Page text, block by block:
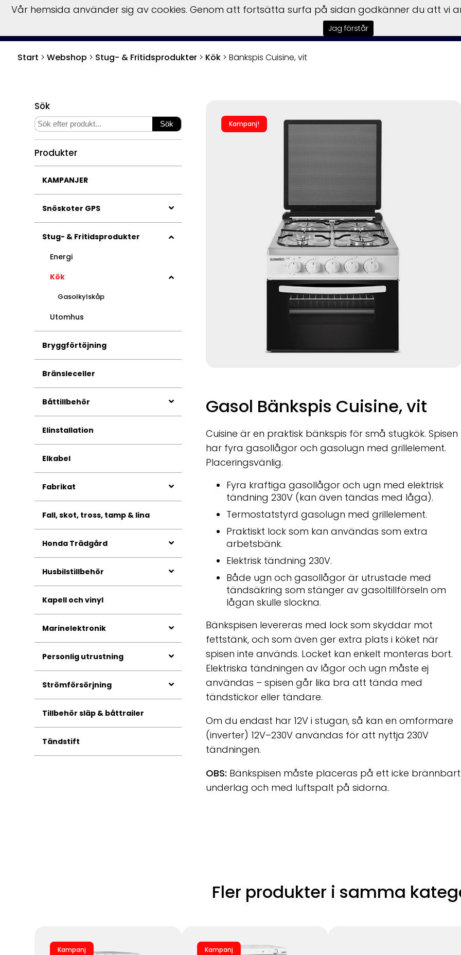
Motorer Trailer
Start > Webshop > Stug- & Fritidsprodukter> Kök> Bänkspis Cuisine, vit
Sök
Produkter
KAMPANJER
Snöskoter GPS
Stug- & Fritidsprodukter
Energi
Kök
Gasolkylskåp
Utomhus
Bryggförtöjning
Bränsleceller
Båttillbehör
Elinstallation
Elkabel
Fabrikat
Fall, skot, tross, tamp & lina
Honda Trädgård
Husbilstillbehör
Kapell och vinyl
Marinelektronik
Personlig utrustning
Strömförsörjning
Tillbehör släp & båttrailer
Tändstift
Kampanj!
Gasol Bänkspis Cuisine, vit
Cuisine är en praktisk bänkspis för små stugkök. Spisen
har fyra gasollågor och gasolugn med grillelement.
Placeringsvänlig.
Fyra kraftiga gasollågor och ugn med elektrisk
tändning 230V (kan även tändas med låga).
Termostatstyrd gasolugn med grillelement.
Praktiskt lock som kan användas som extra
arbetsbänk.
Elektrisk tändning 230V.
Både ugn och gasollågor är utrustade med
tändsäkring som stänger av gasoltillförseln om
lågan skulle slockna.
Bänkspisen levereras med lock som skyddar mot
fettstänk, och som även ger extra plats i köket när
spisen inte används. Locket kan enkelt monteras bort.
Elektriska tändningen av lågor och ugn måste ej
användas – spisen går lika bra att tända med
tändstickor eller tändare.
Om du endast har 12V i stugan, så kan en omformare
(inverter) 12V–230V användas för att nyttja 230V
tändningen.
OBS: Bänkspisen måste placeras på ett icke brännbart
underlag och med luftspalt på sidorna.
Fler produkter i samma
Kampanj Kampanj
Vår hemsida använder sig av cookies. Genom att fortsätta surfa på sidan godkänner du att vi
Jag förstår